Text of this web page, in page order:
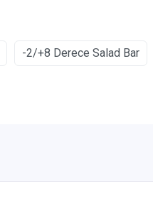
-2/+8 Derece Salad Bar